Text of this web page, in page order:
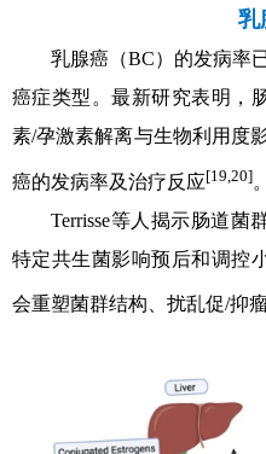
乳
乳腺癌（BC）的发病率
癌症类型。最新研究表明，
素/孕激素解离与生物利用度
癌的发病率及治疗反应[19,20]。
Terrisse等人揭示肠道菌
特定共生菌影响预后和调控
会重塑菌群结构、扰乱促/抑